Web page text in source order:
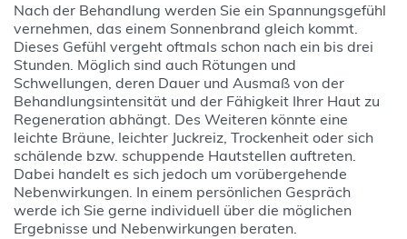
Nach der Behandlung werden Sie ein Spannungsgefühl
vernehmen, das einem Sonnenbrand gleich kommt.
Dieses Gefühl vergeht oftmals schon nach ein bis drei
Stunden. Möglich sind auch Rötungen und
Schwellungen, deren Dauer und Ausmaß von der
Behandlungsintensität und der Fähigkeit Ihrer Haut zu
Regeneration abhängt. Des Weiteren könnte eine
leichte Bräune, leichter Juckreiz, Trockenheit oder sich
schälende bzw. schuppende Hautstellen auftreten.
Dabei handelt es sich jedoch um vorübergehende
Nebenwirkungen. In einem persönlichen Gespräch
werde ich Sie gerne individuell über die möglichen
Ergebnisse und Nebenwirkungen beraten.